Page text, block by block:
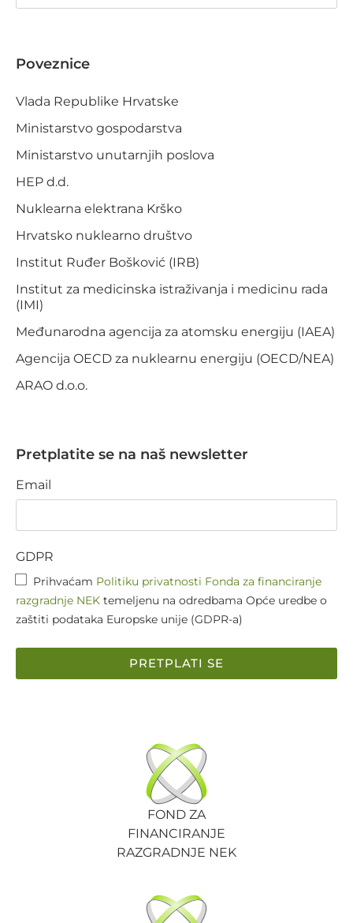
Poveznice
Vlada Republike Hrvatske
Ministarstvo gospodarstva
Ministarstvo unutarnjih poslova
HEP d.d.
Nuklearna elektrana Krško
Hrvatsko nuklearno društvo
Institut Ruđer Bošković (IRB)
Institut za medicinska istraživanja i medicinu rada
(IMI)
Međunarodna agencija za atomsku energiju (IAEA)
Agencija OECD za nuklearnu energiju (OECD/NEA)
ARAO d.o.o.
Pretplatite se na naš newsletter
Email
GDPR
Prihvaćam Politiku privatnosti Fonda za financiranje
razgradnje NEK temeljenu na odredbama Opće uredbe o
zaštiti podataka Europske unije (GDPR-a)
PRETPLATI SE
FOND ZA
FINANCIRANJE
RAZGRADNJE NEK